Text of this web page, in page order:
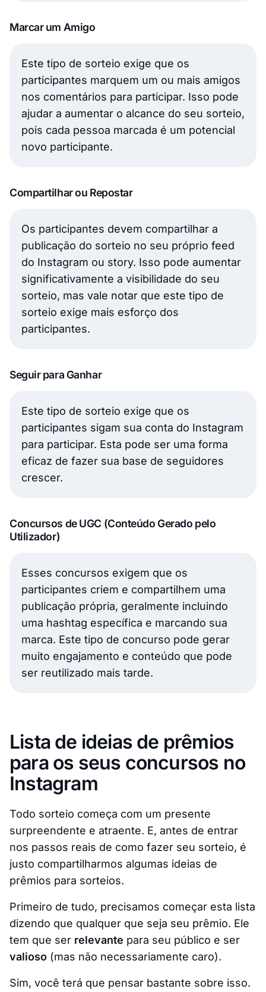
Marcar um Amigo
Este tipo de sorteio exige que os
participantes marquem um ou mais amigos
nos comentários para participar. Isso pode
ajudar a aumentar o alcance do seu sorteio,
pois cada pessoa marcada é um potencial
novo participante.
Compartilhar ou Repostar
Os participantes devem compartilhar a
publicação do sorteio no seu próprio feed
do Instagram ou story. Isso pode aumentar
significativamente a visibilidade do seu
sorteio, mas vale notar que este tipo de
sorteio exige mais esforço dos
participantes.
Seguir para Ganhar
Este tipo de sorteio exige que os
participantes sigam sua conta do Instagram
para participar. Esta pode ser uma forma
eficaz de fazer sua base de seguidores
crescer.
Concursos de UGC (Conteúdo Gerado pelo
Utilizador)
Esses concursos exigem que os
participantes criem e compartilhem uma
publicação própria, geralmente incluindo
uma hashtag específica e marcando sua
marca. Este tipo de concurso pode gerar
muito engajamento e conteúdo que pode
ser reutilizado mais tarde.
Lista de ideias de prêmios
para os seus concursos no
Instagram
Todo sorteio começa com um presente
surpreendente e atraente. E, antes de entrar
nos passos reais de como fazer seu sorteio, é
justo compartilharmos algumas ideias de
prêmios para sorteios.
Primeiro de tudo, precisamos começar esta lista
dizendo que qualquer que seja seu prêmio. Ele
tem que ser relevante para seu público e ser
valioso (mas não necessariamente caro).
Sim, você terá que pensar bastante sobre isso.